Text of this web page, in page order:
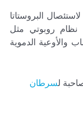
البروستاتا
نظام روبوتي مثل
والأوعية الدموية
لسرطان